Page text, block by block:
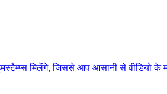
मिलेंगे, जिससे आप आसानी से वीडियो